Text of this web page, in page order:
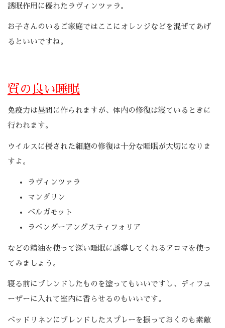
誘眠作用に優れたラヴィンツァラ。
お子さんのいるご家庭ではここにオレンジなどを混ぜてあげ
るといいですね。
質の良い睡眠
免疫力は昼間に作られますが、体内の修復は寝ているときに
行われます。
ウイルスに侵された細胞の修復は十分な睡眠が大切になりま
すよ。
ラヴィンツァラ
マンダリン
ベルガモット
ラベンダーアングスティフォリア
などの精油を使って深い睡眠に誘導してくれるアロマを使っ
てみましょう。
寝る前にブレンドしたものを塗ってもいいですし、ディフュ
ーザーに入れて室内に香らせるのもいいです。
ベッドリネンにブレンドしたスプレーを振っておくのも素敵